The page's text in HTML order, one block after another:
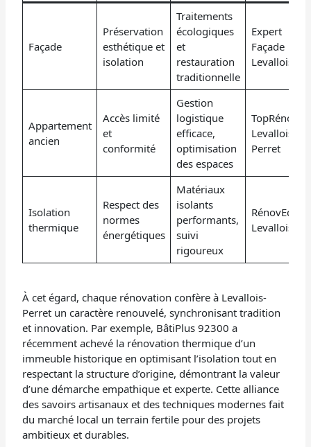
Façade
Préservation
esthétique et
isolation
Traitements
écologiques
et
restauration
traditionnelle
Expert
Façade
Levallois
Appartement
ancien
Accès limité
et
conformité
Gestion
logistique
efficace,
optimisation
des espaces
TopRénov
Levallois-
Perret
Isolation
thermique
Respect des
normes
énergétiques
Matériaux
isolants
performants,
suivi
rigoureux
RénovEco
Levallois
À cet égard, chaque rénovation confère à Levallois-
Perret un caractère renouvelé, synchronisant tradition
et innovation. Par exemple, BâtiPlus 92300 a
récemment achevé la rénovation thermique d’un
immeuble historique en optimisant l’isolation tout en
respectant la structure d’origine, démontrant la valeur
d’une démarche empathique et experte. Cette alliance
des savoirs artisanaux et des techniques modernes fait
du marché local un terrain fertile pour des projets
ambitieux et durables.